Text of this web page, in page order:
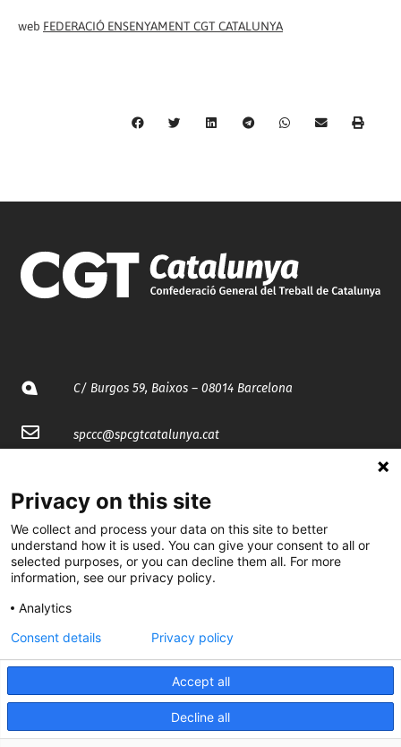
web FEDERACIÓ ENSENYAMENT CGT CATALUNYA
C/ Burgos 59, Baixos – 08014 Barcelona
spccc@spcgtcatalunya.cat
@CGTCatalunya
cgtcatalunya
cgtcatalunya
Desenvolupat per
Privacy on this site
We collect and process your data on this site to better
understand how it is used. You can give your consent to all or
selected purposes, or you can decline them all. For more
information, see our privacy policy.
Analytics
Accept all
Decline all
Consent details Privacy policy